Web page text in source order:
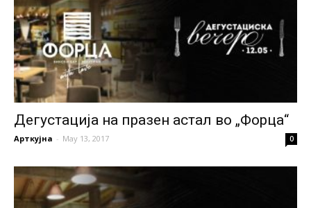
Дегустација на празен астал во „Форца“
Арткујна - May 13, 2017 0